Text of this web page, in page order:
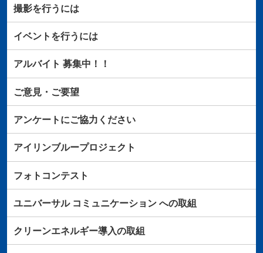
撮影を行うには
イベントを行うには
アルバイト 募集中！！
ご意見・ご要望
アンケートにご協力ください
アイリンブループロジェクト
フォトコンテスト
ユニバーサルコミュニケーションへの取組
クリーンエネルギー導入の取組